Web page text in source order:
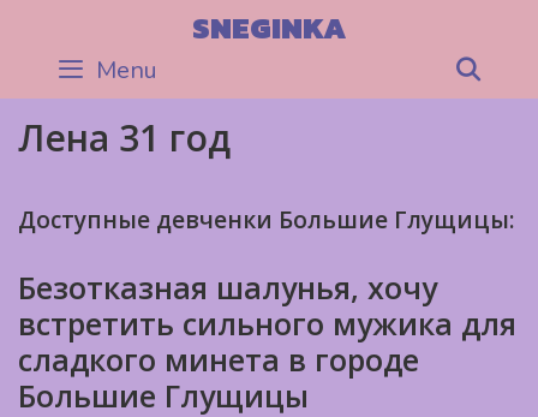
content
SNEGINKA
Menu
Лена 31 год
Доступные девченки Большие Глущицы:
Безотказная шалунья, хочу
встретить сильного мужика для
сладкого минета в городе
Большие Глущицы